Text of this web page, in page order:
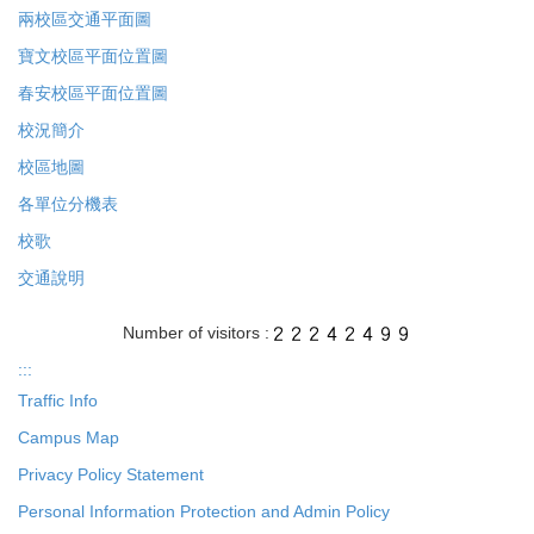
兩校區交通平面圖
寶文校區平面位置圖
春安校區平面位置圖
校況簡介
校區地圖
各單位分機表
校歌
交通說明
Number of visitors :
:::
Traffic Info
Campus Map
Privacy Policy Statement
Personal Information Protection and Admin Policy